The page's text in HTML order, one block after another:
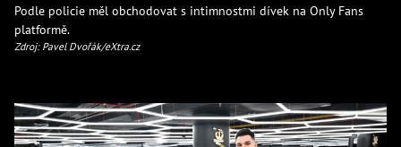
Podle policie měl obchodovat s intimnostmi dívek na Only Fans
platformě.
Zdroj: Pavel Dvořák/eXtra.cz